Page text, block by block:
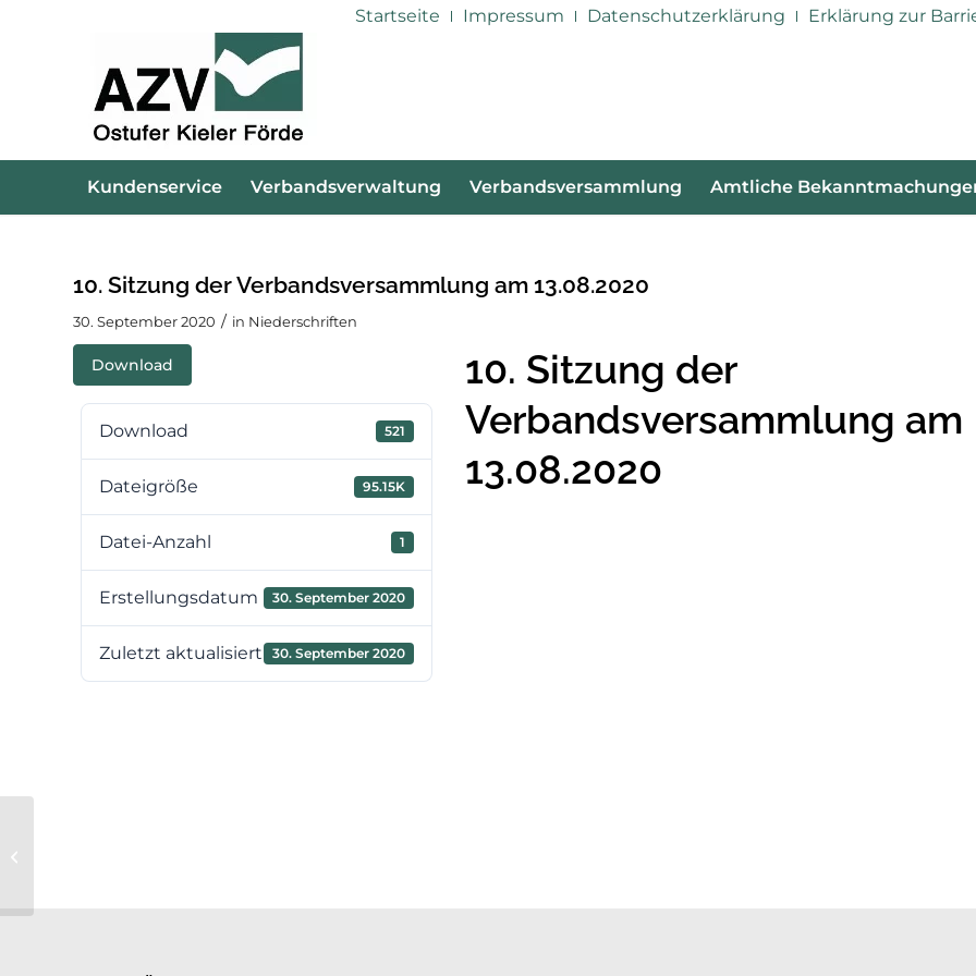
Startseite Impressum Datenschutzerklärung Erklärung zur
Kundenservice Verbandsverwaltung Verbandsversammlung Amtliche
10. Sitzung der Verbandsversammlung am 13.08.2020
30. September 2020 / in Niederschriften
Download
Download 521
Dateigröße 95.15K
Datei-Anzahl 1
Erstellungsdatum 30. September 2020
Zuletzt aktualisiert 30. September 2020
10. Sitzung der
Verbandsversammlung am
13.08.2020